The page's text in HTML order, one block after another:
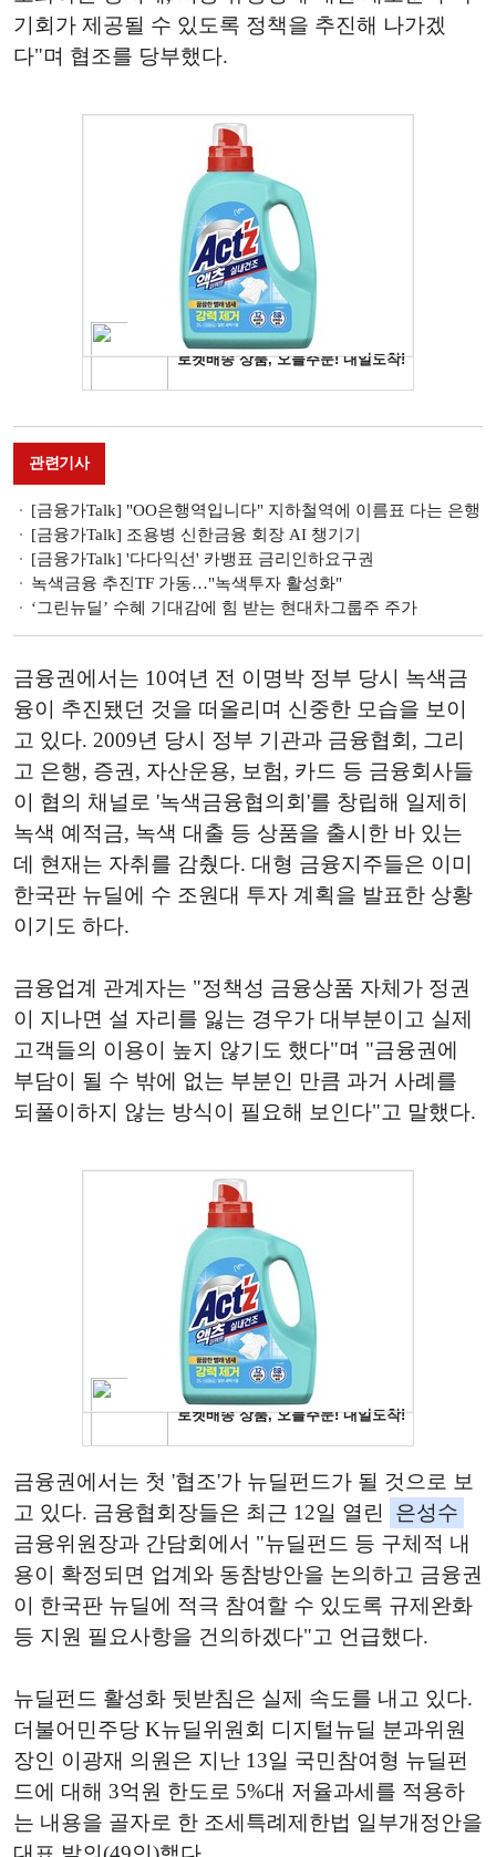
기회가 제공될 수 있도록 정책을 추진해 나가겠
다"며 협조를 당부했다.
관련기사
[금융가Talk] "OO은행역입니다" 지하철역에 이름표 다는 은행
[금융가Talk] 조용병 신한금융 회장 AI 챙기기
[금융가Talk] '다다익선' 카뱅표 금리인하요구권
녹색금융 추진TF 가동…"녹색투자 활성화"
‘그린뉴딜’ 수혜 기대감에 힘 받는 현대차그룹주 주가
금융권에서는 10여년 전 이명박 정부 당시 녹색금
융이 추진됐던 것을 떠올리며 신중한 모습을 보이
고 있다. 2009년 당시 정부 기관과 금융협회, 그리
고 은행, 증권, 자산운용, 보험, 카드 등 금융회사들
이 협의 채널로 '녹색금융협의회'를 창립해 일제히
녹색 예적금, 녹색 대출 등 상품을 출시한 바 있는
데 현재는 자취를 감췄다. 대형 금융지주들은 이미
한국판 뉴딜에 수 조원대 투자 계획을 발표한 상황
이기도 하다.
금융업계 관계자는 "정책성 금융상품 자체가 정권
이 지나면 설 자리를 잃는 경우가 대부분이고 실제
고객들의 이용이 높지 않기도 했다"며 "금융권에
부담이 될 수 밖에 없는 부분인 만큼 과거 사례를
되풀이하지 않는 방식이 필요해 보인다"고 말했다.
금융권에서는 첫 '협조'가 뉴딜펀드가 될 것으로 보
고 있다. 금융협회장들은 최근 12일 열린
은성수
금융위원장과 간담회에서 "뉴딜펀드 등 구체적 내
용이 확정되면 업계와 동참방안을 논의하고 금융권
이 한국판 뉴딜에 적극 참여할 수 있도록 규제완화
등 지원 필요사항을 건의하겠다"고 언급했다.
뉴딜펀드 활성화 뒷받침은 실제 속도를 내고 있다.
더불어민주당 K뉴딜위원회 디지털뉴딜 분과위원
장인 이광재 의원은 지난 13일 국민참여형 뉴딜펀
드에 대해 3억원 한도로 5%대 저율과세를 적용하
는 내용을 골자로 한 조세특례제한법 일부개정안을